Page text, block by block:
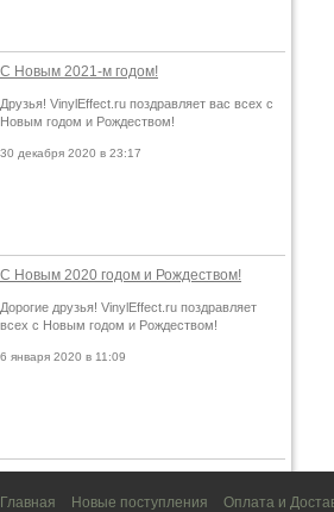
С Новым 2021-м годом!
Друзья! VinylEffect.ru поздравляет вас всех с
Новым годом и Рождеством!
30 декабря 2020 в 23:17
С Новым 2020 годом и Рождеством!
Дорогие друзья! VinylEffect.ru поздравляет
всех с Новым годом и Рождеством!
6 января 2020 в 11:09
Главная Новые поступления Оплата и